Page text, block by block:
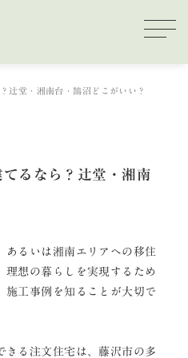
辻堂・湘南台・鵠沼どこがいい？
るなら？辻堂・湘南
あるいは湘南エリアへの移住
理想の暮らしを実現するため
施工事例を知ることが大切で
きる注文住宅は、藤沢市の多